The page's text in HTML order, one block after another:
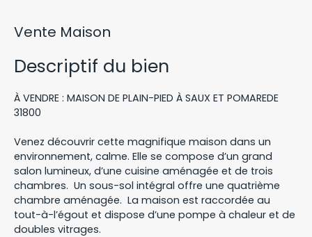
Vente Maison
Descriptif du bien
À VENDRE : MAISON DE PLAIN-PIED À SAUX ET POMAREDE
31800
Venez découvrir cette magnifique maison dans un
environnement, calme. Elle se compose d’un grand
salon lumineux, d’une cuisine aménagée et de trois
chambres. Un sous-sol intégral offre une quatrième
chambre aménagée. La maison est raccordée au
tout-à-l’égout et dispose d’une pompe à chaleur et de
doubles vitrages.